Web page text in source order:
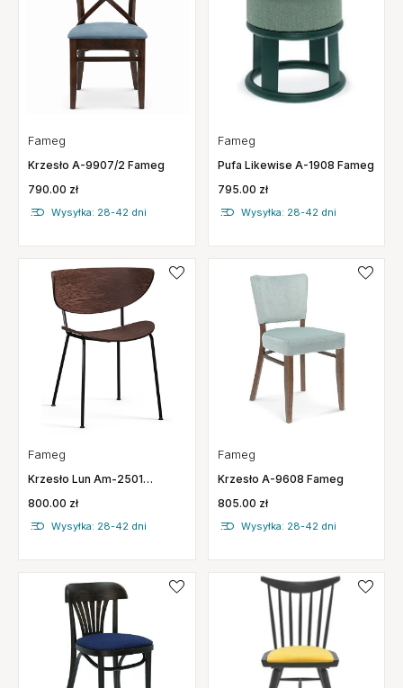
Fameg
Krzesło A-9907/2 Fameg
790.00 zł
Wysyłka: 28-42 dni
Fameg
Pufa Likewise A-1908 Fameg
795.00 zł
Wysyłka: 28-42 dni
Fameg
Krzesło Lun Am-2501
800.00 zł
Wysyłka: 28-42 dni
Fameg
Krzesło A-9608 Fameg
805.00 zł
Wysyłka: 28-42 dni